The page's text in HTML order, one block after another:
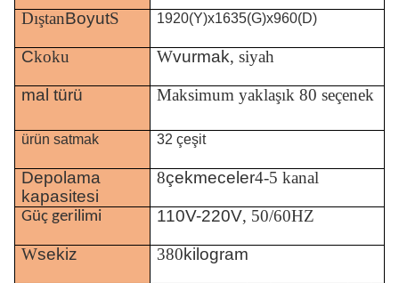
DıştanBoyutS 1920(Y)x1635(G)x960(D)
Ckoku Wvurmak, siyah
mal türü Maksimum yaklaşık 80 seçenek
ürün satmak 32 çeşit
Depolama
kapasitesi
8çekmeceler4-5 kanal
Güç gerilimi 110V-220V, 50/60HZ
Wsekiz 380kilogram